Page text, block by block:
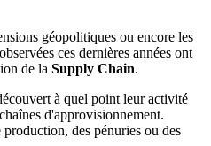
géopolitiques ou encore les
ces dernières années ont
de la Supply Chain.
à quel point leur activité
d'approvisionnement.
des pénuries ou des